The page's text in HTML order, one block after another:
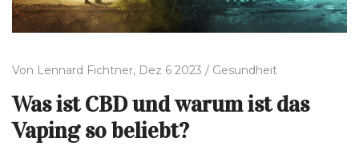
Von Lennard Fichtner, Dez 6 2023 / Gesundheit
Was ist CBD und warum ist das
Vaping so beliebt?